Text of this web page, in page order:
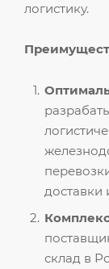
логистику.
доставки
склад в